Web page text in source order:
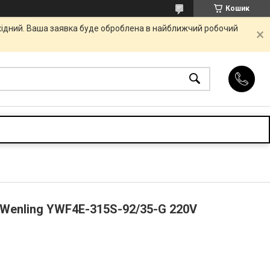
Кошик
Ваша заявка буде оброблена в найближчий робочий
YWF4E-315S-92/35-G 220V